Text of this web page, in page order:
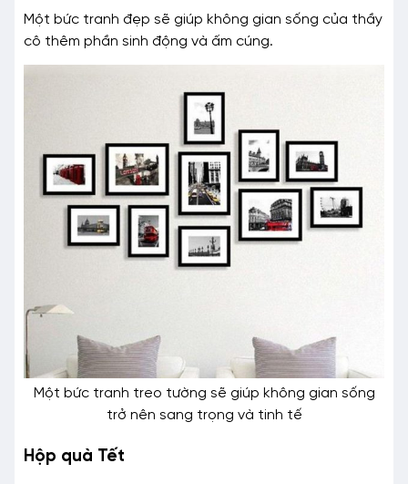
Một bức tranh đẹp sẽ giúp không gian sống của thầy
cô thêm phần sinh động và ấm cúng.
Một bức tranh treo tường sẽ giúp không gian sống
trở nên sang trọng và tinh tế
Hộp quà Tết